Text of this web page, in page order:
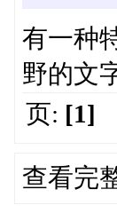
有一种
野的文
页: [1]
查看完